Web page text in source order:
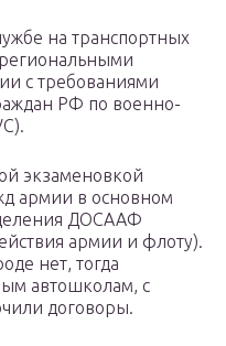
на транспортных
с требованиями
РФ по военно-
экзаменовкой
армии в основном
ДОСААФ
армии и флоту).
нет, тогда
автошколам, с
договоры.